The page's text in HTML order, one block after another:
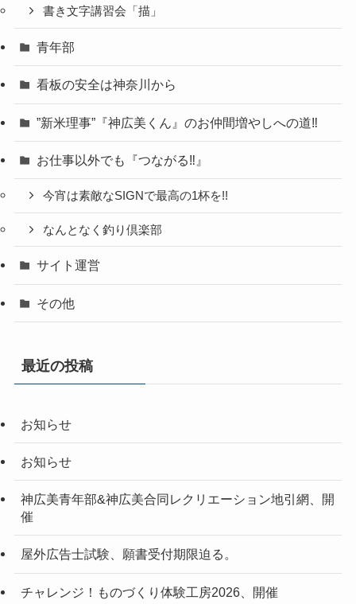
書き文字講習会「描」
青年部
看板の安全は神奈川から
”新米理事”『神広美くん』のお仲間増やしへの道‼
お仕事以外でも『つながる‼』
今宵は素敵なSIGNで最高の1杯を!!
なんとなく釣り倶楽部
サイト運営
その他
最近の投稿
お知らせ
お知らせ
神広美青年部&神広美合同レクリエーション地引網、開
催
屋外広告士試験、願書受付期限迫る。
チャレンジ！ものづくり体験工房2026、開催